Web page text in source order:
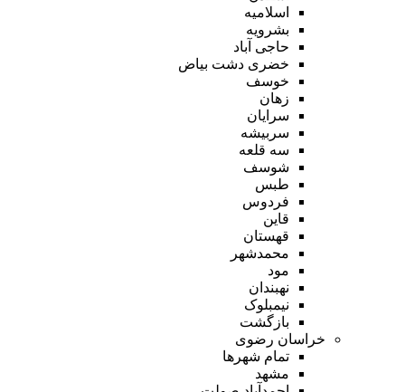
اسلامیه
بشرویه
حاجی آباد
خضری دشت بیاض
خوسف
زهان
سرایان
سربیشه
سه قلعه
شوسف
طبس
فردوس
قاین
قهستان
محمدشهر
مود
نهبندان
نیمبلوک
بازگشت
خراسان رضوی
تمام شهر‌ها
مشهد